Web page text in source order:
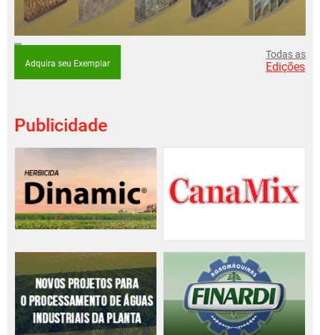
Adquira seu Exemplar
Todas as
Edições
Publicidade